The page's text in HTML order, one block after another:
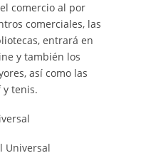
comercio al por
comerciales, las
entrará en
y también los
así como las
y tenis.
Universal